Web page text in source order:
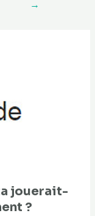
→
jouerait-
?